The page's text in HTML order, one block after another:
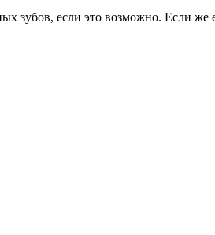
зубов, если это возможно. Если